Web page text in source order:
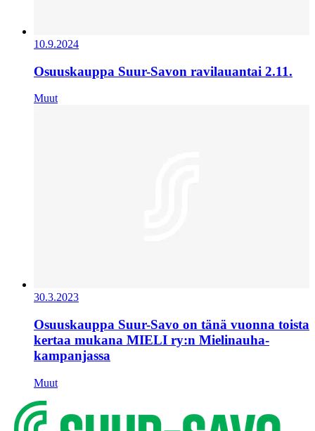
10.9.2024
Osuuskauppa Suur-Savon ravilauantai 2.11.
Muut
30.3.2023
Osuuskauppa Suur-Savo on tänä vuonna toista
kertaa mukana MIELI ry:n Mielinauha-
kampanjassa
Muut